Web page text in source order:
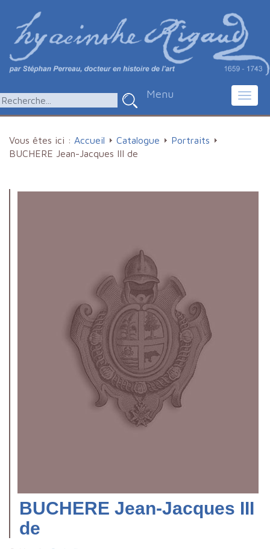
Menu
Vous êtes ici : Accueil Catalogue
Portraits
BUCHERE Jean-Jacques III de
BUCHERE Jean-Jacques III
de